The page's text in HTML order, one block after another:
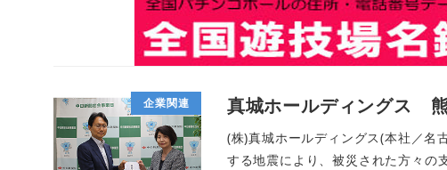
企業関連 真城ホールディングス
(株)真城ホールディングス(本社／名
する地震により、被災された方々の